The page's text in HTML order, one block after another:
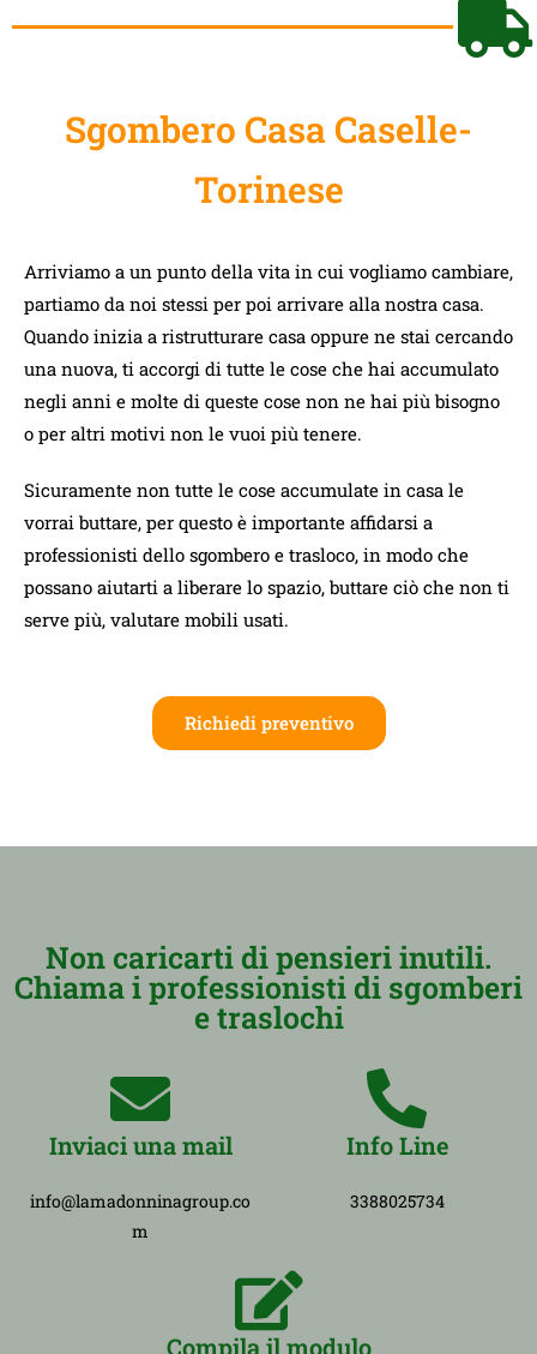
Sgombero Casa Caselle-
Torinese
Arriviamo a un punto della vita in cui vogliamo cambiare,
partiamo da noi stessi per poi arrivare alla nostra casa.
Quando inizia a ristrutturare casa oppure ne stai cercando
una nuova, ti accorgi di tutte le cose che hai accumulato
negli anni e molte di queste cose non ne hai più bisogno
o per altri motivi non le vuoi più tenere.
Sicuramente non tutte le cose accumulate in casa le
vorrai buttare, per questo è importante affidarsi a
professionisti dello sgombero e trasloco, in modo che
possano aiutarti a liberare lo spazio, buttare ciò che non ti
serve più, valutare mobili usati.
Richiedi preventivo
Non caricarti di pensieri inutili.
Chiama i professionisti di sgomberi
e traslochi
Inviaci una mail
info@lamadonninagroup.co
m
Info Line
3388025734
Compila il modulo